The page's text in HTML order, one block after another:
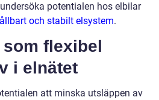
potentialen hos elbilar
och stabilt elsystem.
flexibel
i elnätet
att minska utsläppen av